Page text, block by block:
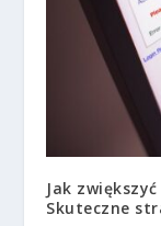
Jak
Skuteczne